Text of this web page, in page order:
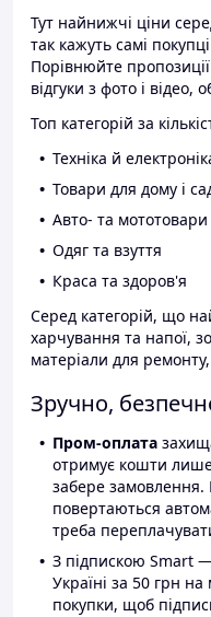
Тут найнижчі ціни
так кажуть самі
Порівнюйте
відгуки з фото і
Топ категорій за
Техніка й
Товари для дому і
Авто- та мототовари
Одяг та взуття
Краса та здоров'я
Серед категорій, що
харчування та напої,
матеріали для
Зручно,
Пром-оплата
отримує кошти лише
забере
повертаються
треба
З підпискою Smart
Україні за 50 грн на
покупки, щоб